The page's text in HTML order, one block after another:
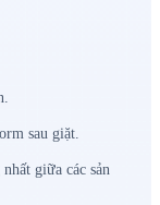
sau giặt.
giữa các sản